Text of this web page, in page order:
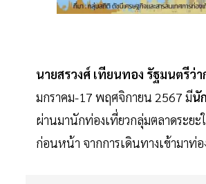
นายสรวงศ์ เทียนทอง รัฐมนตรีว่
มกราคม-17 พฤศจิกายน 2567 มีนั
ผ่านมานักท่องเที่ยวกลุ่มตลาดระย
ก่อนหน้า จากการเดินทางเข้ามา